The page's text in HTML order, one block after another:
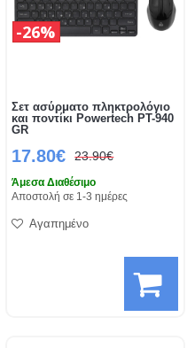
Σετ ασύρματο πληκτρολόγιο
και ποντίκι Powertech PT-940
GR
17.80€ 23.90€
26%
Άμεσα Διαθέσιμο
Αποστολή σε 1-3 ημέρες
Αγαπημένο